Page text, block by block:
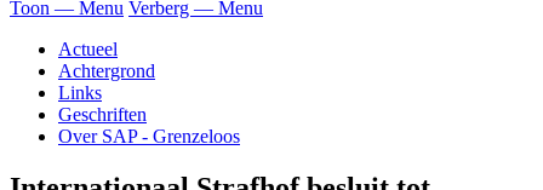
Toon — Menu Verberg — Menu
Actueel
Achtergrond
Links
Geschriften
Over SAP - Grenzeloos